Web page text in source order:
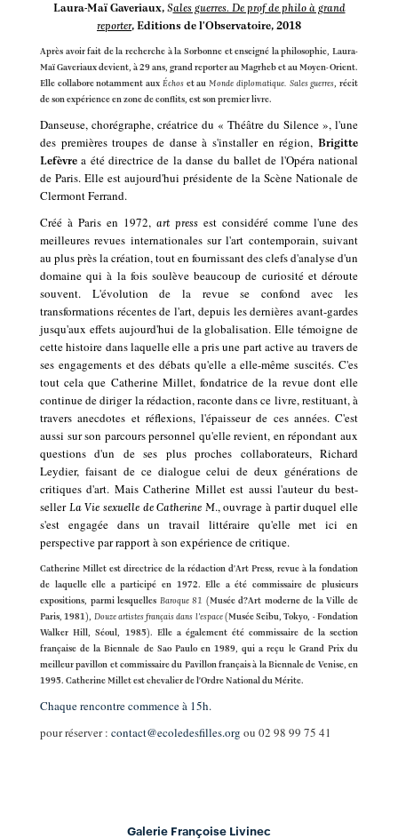
Laura-Maï Gaveriaux,Sales guerres. De prof de philo à grand
reporter, Editions de l'Observatoire, 2018
Après avoir fait de la recherche à la Sorbonne et enseigné la philosophie, Laura-
Maï Gaveriaux devient, à 29 ans, grand reporter au Magrheb et au Moyen-Orient.
Elle collabore notamment aux Échos et auMonde diplomatique. Sales guerres, récit
de son expérience en zone de conflits, est son premier livre.
Danseuse, chorégraphe, créatrice du « Théâtre du Silence », l'une
des premières troupes de danse à s'installer en région, Brigitte
Lefèvre a été directrice de la danse du ballet de l'Opéra national
de Paris. Elle est aujourd'hui présidente de la Scène Nationale de
Clermont Ferrand.
Créé à Paris en 1972, art press est considéré comme l'une des
meilleures revues internationales sur l'art contemporain, suivant
au plus près la création, tout en fournissant des clefs d'analyse d'un
domaine qui à la fois soulève beaucoup de curiosité et déroute
souvent. L'évolution de la revue se confond avec les
transformations récentes de l'art, depuis les dernières avant-gardes
jusqu'aux effets aujourd'hui de la globalisation. Elle témoigne de
cette histoire dans laquelle elle a pris une part active au travers de
ses engagements et des débats qu'elle a elle-même suscités. C'es
tout cela que Catherine Millet, fondatrice de la revue dont elle
continue de diriger la rédaction, raconte dans ce livre, restituant, à
travers anecdotes et réflexions, l'épaisseur de ces années. C'est
aussi sur son parcours personnel qu'elle revient, en répondant aux
questions d'un de ses plus proches collaborateurs, Richard
Leydier, faisant de ce dialogue celui de deux générations de
critiques d'art. Mais Catherine Millet est aussi l'auteur du best-
seller La Vie sexuelle de Catherine M., ouvrage à partir duquel elle
s'est engagée dans un travail littéraire qu'elle met ici en
perspective par rapport à son expérience de critique.
Catherine Millet est directrice de la rédaction d'Art Press, revue à la fondation
de laquelle elle a participé en 1972. Elle a été commissaire de plusieurs
expositions, parmi lesquelles Baroque 81 (Musée d?Art moderne de la Ville de
Paris, 1981), Douze artistes français dans l'espace(Musée Seibu, Tokyo, - Fondation
Walker Hill, Séoul, 1985). Elle a également été commissaire de la section
française de la Biennale de Sao Paulo en 1989, qui a reçu le Grand Prix du
meilleur pavillon et commissaire du Pavillon français à la Biennale de Venise, en
1995. Catherine Millet est chevalier de l'Ordre National du Mérite.
Chaque rencontre commence à 15h.
pour réserver : contact@ecoledesfilles.org ou 02 98 99 75 41
Galerie Françoise Livinec